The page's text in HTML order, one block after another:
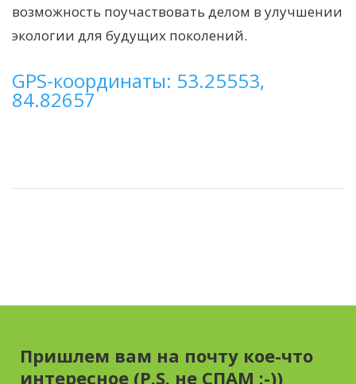
возможность поучаствовать делом в улучшении
экологии для будущих поколений.
GPS-координаты: 53.25553,
84.82657
Пришлем вам на почту кое-что
интересное (P.S. не СПАМ :-))